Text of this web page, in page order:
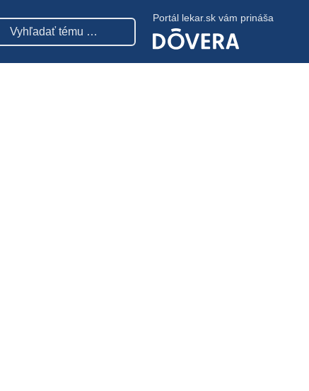
Portál lekar.sk vám prináša